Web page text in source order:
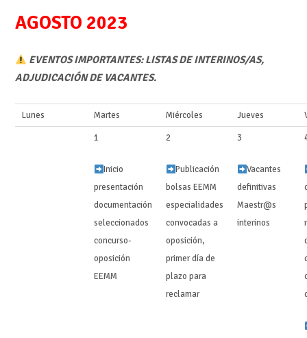
AGOSTO 2023
EVENTOS IMPORTANTES: LISTAS DE INTERINOS/AS,
ADJUDICACIÓN DE VACANTES.
Lunes Martes Miércoles Jueves
1
Inicio
presentación
documentación
seleccionados
concurso-
oposición
EEMM
2
Publicación
bolsas EEMM
especialidades
convocadas a
oposición,
primer día de
plazo para
reclamar ‍‍
3
Vacantes
definitivas
Maestr@s
interinos ‍‍